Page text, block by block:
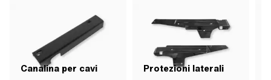
Canalina per cavi Protezioni laterali